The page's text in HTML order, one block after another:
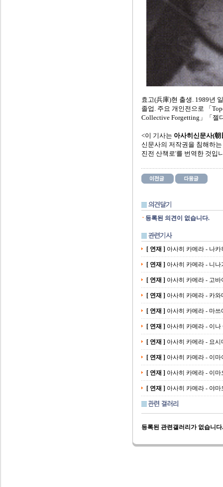
효고(兵庫)현 출생. 1989년
졸업. 주요 개인전으로 「
Collective Forgetting」「젤
<이 기사는 아사히신문사(朝
신문사의 저작권을 침해하
진전 산책로'를 번역한 것입
등록된 의견이 없습니다.
[ 연재 ] 아사히 카메라 - 나
[ 연재 ] 아사히 카메라 - 니나
[ 연재 ] 아사히 카메라 - 고
[ 연재 ] 아사히 카메라 - 카
[ 연재 ] 아사히 카메라 - 마
[ 연재 ] 아사히 카메라 - 이
[ 연재 ] 아사히 카메라 - 요
[ 연재 ] 아사히 카메라 - 이
[ 연재 ] 아사히 카메라 - 이
[ 연재 ] 아사히 카메라 - 야
등록된 관련갤러리가 없습니다.